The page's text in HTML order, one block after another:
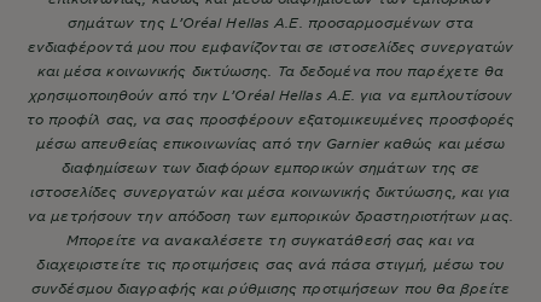
σημάτων της L’Oréal Hellas A.E. προσαρμοσμένων στα
ενδιαφέροντά μου που εμφανίζονται σε ιστοσελίδες συνεργατών
και μέσα κοινωνικής δικτύωσης. Τα δεδομένα που παρέχετε θα
χρησιμοποιηθούν από την L’Oréal Hellas A.E. για να εμπλουτίσουν
το προφίλ σας, να σας προσφέρουν εξατομικευμένες προσφορές
μέσω απευθείας επικοινωνίας από την Garnier καθώς και μέσω
διαφημίσεων των διαφόρων εμπορικών σημάτων της σε
ιστοσελίδες συνεργατών και μέσα κοινωνικής δικτύωσης, και για
να μετρήσουν την απόδοση των εμπορικών δραστηριοτήτων μας.
Μπορείτε να ανακαλέσετε τη συγκατάθεσή σας και να
διαχειριστείτε τις προτιμήσεις σας ανά πάσα στιγμή, μέσω του
συνδέσμου διαγραφής και ρύθμισης προτιμήσεων που θα βρείτε